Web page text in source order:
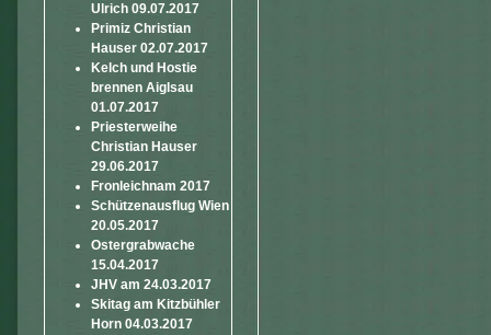
Ulrich 09.07.2017
Primiz Christian
Hauser 02.07.2017
Kelch und Hostie
brennen Aiglsau
01.07.2017
Priesterweihe
Christian Hauser
29.06.2017
Fronleichnam 2017
Schützenausflug Wien
20.05.2017
Ostergrabwache
15.04.2017
JHV am 24.03.2017
Skitag am Kitzbühler
Horn 04.03.2017